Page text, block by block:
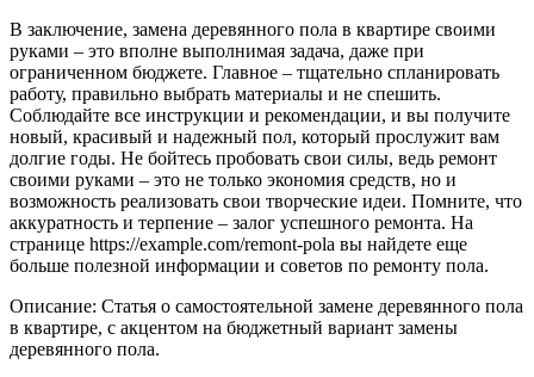
В заключение, замена деревянного пола в квартире своими
руками – это вполне выполнимая задача, даже при
ограниченном бюджете. Главное – тщательно спланировать
работу, правильно выбрать материалы и не спешить.
Соблюдайте все инструкции и рекомендации, и вы получите
новый, красивый и надежный пол, который прослужит вам
долгие годы. Не бойтесь пробовать свои силы, ведь ремонт
своими руками – это не только экономия средств, но и
возможность реализовать свои творческие идеи. Помните, что
аккуратность и терпение – залог успешного ремонта. На
странице https://example.com/remont-pola вы найдете еще
больше полезной информации и советов по ремонту пола.
Описание: Статья о самостоятельной замене деревянного пола
в квартире, с акцентом на бюджетный вариант замены
деревянного пола.